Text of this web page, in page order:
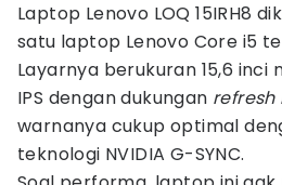
Laptop Lenovo LOQ 15IRH8
satu laptop Lenovo Core i5
Layarnya berukuran 15,6 inci
IPS dengan dukungan refresh
warnanya cukup optimal
teknologi NVIDIA G-SYNC.